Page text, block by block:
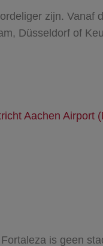
zijn. Vanaf
Düsseldorf of
Aachen Airport
is geen